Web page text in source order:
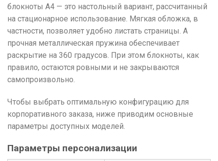
блокноты А4 — это настольный вариант, рассчитанный
на стационарное использование. Мягкая обложка, в
частности, позволяет удобно листать страницы. А
прочная металлическая пружина обеспечивает
раскрытие на 360 градусов. При этом блокноты, как
правило, остаются ровными и не закрываются
самопроизвольно.
Чтобы выбрать оптимальную конфигурацию для
корпоративного заказа, ниже приводим основные
параметры доступных моделей.
Параметры персонализации